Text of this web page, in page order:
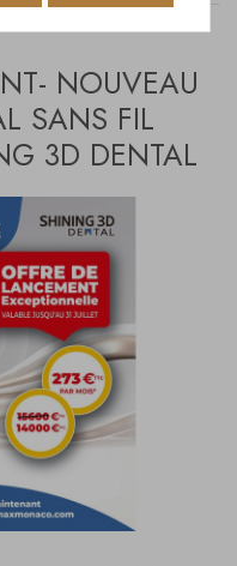
NOUVEAU
SANS FIL
3D DENTAL